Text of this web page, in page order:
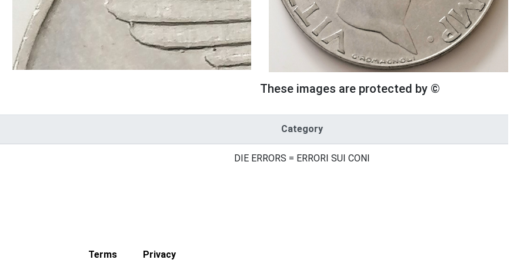
These images are protected by ©
Category
DIE ERRORS = ERRORI SUI CONI
Terms Privacy